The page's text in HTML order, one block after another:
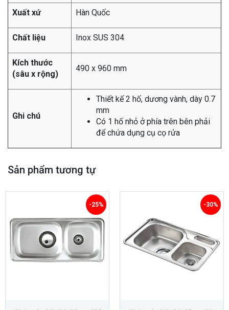
Xuất xứ Hàn Quốc
Chất liệu Inox SUS 304
Kích thước
(sâu x rộng)
490 x 960 mm
Ghi chú
Thiết kế 2 hố, dương vành, dày 0.7
mm
Có 1 hố nhỏ ở phía trên bên phải
để chứa dụng cụ cọ rửa
Sản phẩm tương tự
-25% -30%